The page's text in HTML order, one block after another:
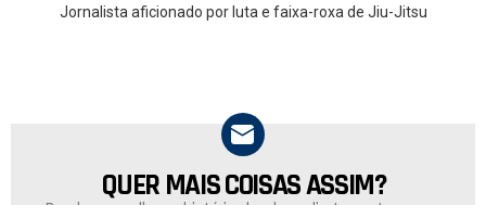
Jornalista aficionado por luta e faixa-roxa de Jiu-Jitsu
NEWSLETTER
QUER MAIS COISAS ASSIM?